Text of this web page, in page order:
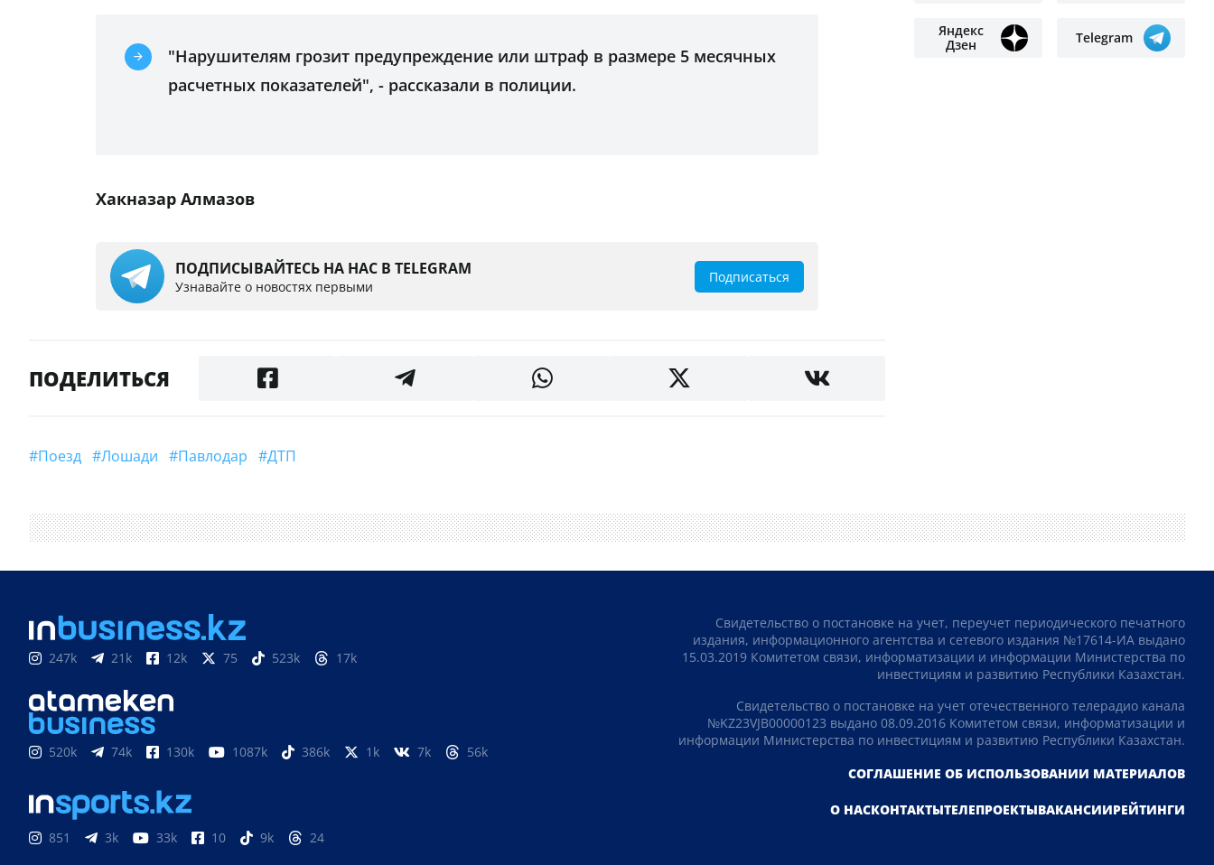
"Нарушителям грозит предупреждение или штраф в размере 5 месячных
расчетных показателей", - рассказали в полиции.
Хакназар Алмазов
ПОДПИСЫВАЙТЕСЬ НА НАС В TELEGRAM
Узнавайте о новостях первыми
Подписаться
ПОДЕЛИТЬСЯ
#Поезд #лошади #Павлодар #ДТП
Яндекс
Дзен
Telegram
247k 21k 12k 75 523k 17k
520k 74k 130k 1087k 386k 1k 7k 56k
851 3k 33k 10 9k 24
Свидетельство о постановке на учет, переучет периодического печатного
издания, информационного агентства и сетевого издания №17614-ИА выдано
15.03.2019 Комитетом связи, информатизации и информации Министерства по
инвестициям и развитию Республики Казахстан.
Свидетельство о постановке на учет отечественного телерадио канала
№KZ23VJB00000123 выдано 08.09.2016 Комитетом связи, информатизации и
информации Министерства по инвестициям и развитию Республики Казахстан.
СОГЛАШЕНИЕ ОБ ИСПОЛЬЗОВАНИИ МАТЕРИАЛОВ
О НАСКОНТАКТЫТЕЛЕПРОЕКТЫВАКАНСИИРЕЙТИНГИ